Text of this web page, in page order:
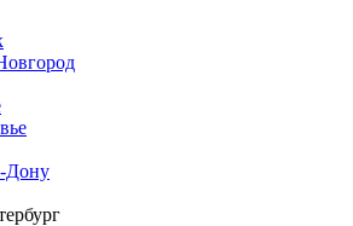
Дону